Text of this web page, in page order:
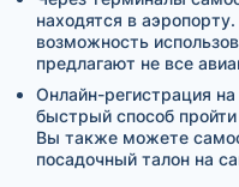
находятся в
возможность
предлагают не все
Онлайн-регистрация
быстрый способ
Вы также можете
посадочный талон на